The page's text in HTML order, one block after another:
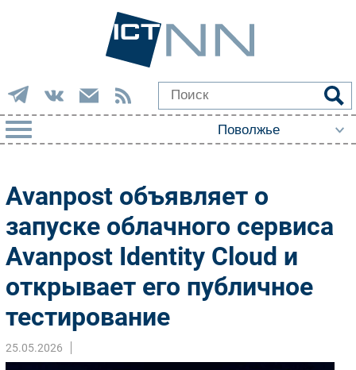
Импорто­замещение
Автоматизация Промышленности
Интернет
Мобильная связь
Фиксированная связь
Интеграция
Рынок ПК
Маркетинг
Avanpost объявляет о
запуске облачного сервиса
Avanpost Identity Cloud и
открывает его публичное
тестирование
25.05.2026